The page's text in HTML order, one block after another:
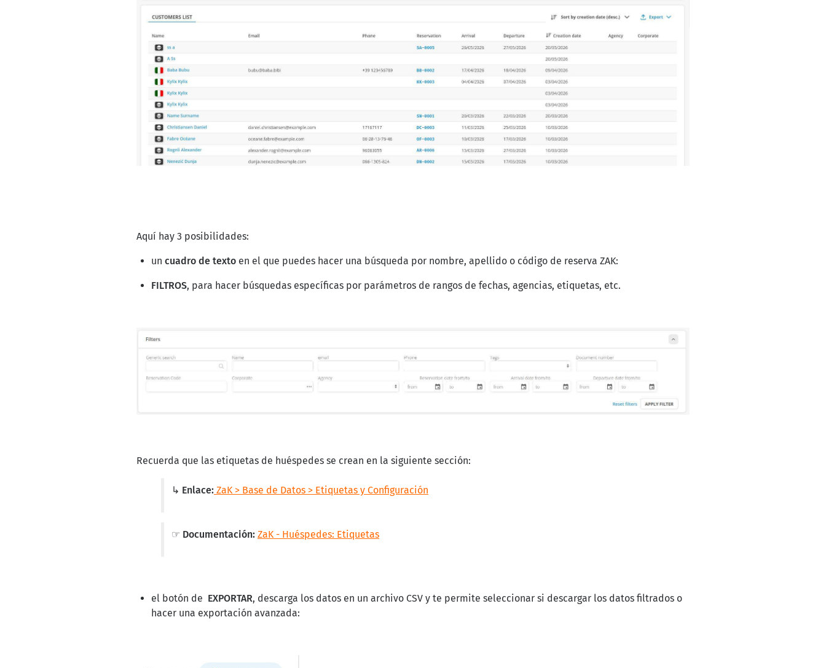
Aquí hay 3 posibilidades:
un cuadro de texto en el que puedes hacer una búsqueda por nombre, apellido o código de reserva ZAK:
FILTROS, para hacer búsquedas específicas por parámetros de rangos de fechas, agencias, etiquetas, etc.
Recuerda que las etiquetas de huéspedes se crean en la siguiente sección:
↳ Enlace: ZaK > Base de Datos > Etiquetas y Configuración
☞ Documentación: ZaK - Huéspedes: Etiquetas
el botón de EXPORTAR, descarga los datos en un archivo CSV y te permite seleccionar si descargar los datos filtrados o
hacer una exportación avanzada: